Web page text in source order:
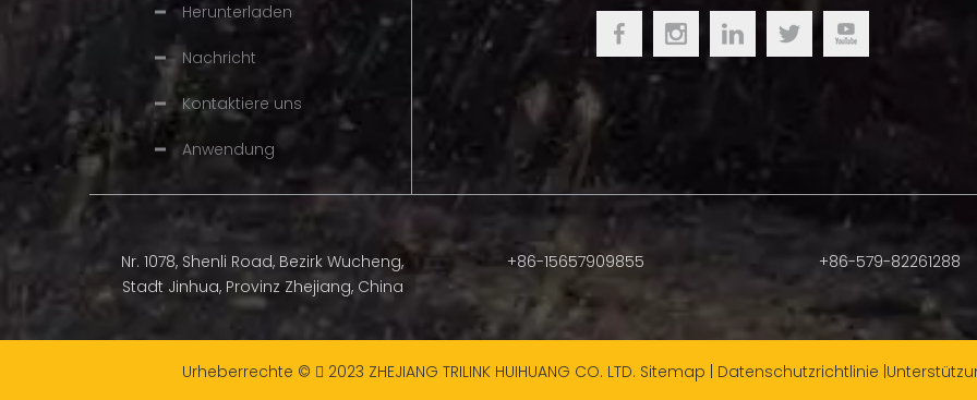
Herunterladen
Nachricht
Kontaktiere uns
Anwendung
Nr. 1078, Shenli Road, Bezirk Wucheng,
Stadt Jinhua, Provinz Zhejiang, China
+86-15657909855 +86-579-82261288
Urheberrechte ©  2023 ZHEJIANG TRILINK HUIHUANG CO. LTD. Sitemap Datenschutzrichtlinie